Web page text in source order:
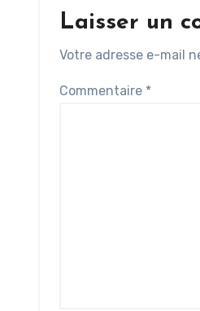
Laisser un
Votre adresse e-mail
Commentaire *